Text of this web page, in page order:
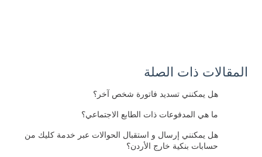
المقالات ذات الصلة
هل يمكنني تسديد فاتورة شخص آخر؟
ما هي المدفوعات ذات الطابع الاجتماعي؟
هل يمكنني إرسال و استقبال الحوالات عبر خدمة كليك من
حسابات بنكية خارج الأردن؟